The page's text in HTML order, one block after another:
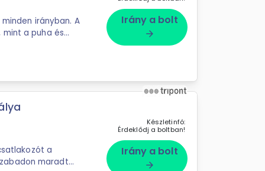
irányban. A
mint a puha és
Irány a bolt
arrow_forward
a
maradt
Készletinfó:
Érdeklődj a boltban!
Irány a bolt
arrow_forward